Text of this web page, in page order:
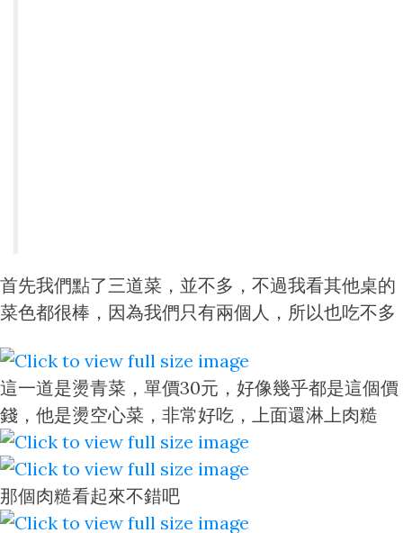
首先我們點了三道菜，並不多，不過我看其他桌的
菜色都很棒，因為我們只有兩個人，所以也吃不多
這一道是燙青菜，單價30元，好像幾乎都是這個價
錢，他是燙空心菜，非常好吃，上面還淋上肉糙
那個肉糙看起來不錯吧